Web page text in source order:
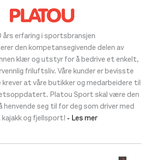
års erfaring i sportsbransjen
den kompetansegivende delen av
klær og utstyr for å bedrive et enkelt,
friluftsliv. Våre kunder er bevisste
at våre butikker og medarbeidere til
Platou Sport skal være den
henvende seg til for deg som driver med
kajakk og fjellsport! - Les mer